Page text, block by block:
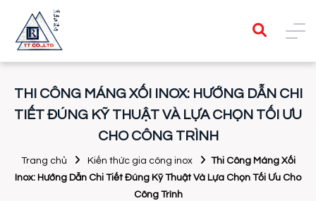
THI CÔNG MÁNG XỐI INOX: HƯỚNG DẪN CHI
TIẾT ĐÚNG KỸ THUẬT VÀ LỰA CHỌN TỐI ƯU
CHO CÔNG TRÌNH
Trang chủ Kiến thức gia công inox
Thi Công Máng Xối
Inox: Hướng Dẫn Chi Tiết Đúng Kỹ Thuật Và Lựa Chọn Tối Ưu Cho
Công Trình